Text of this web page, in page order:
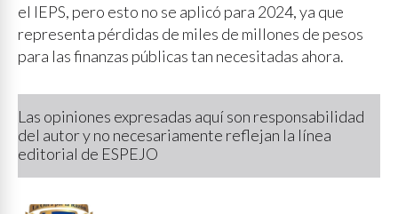
el IEPS, pero esto no se aplicó para 2024, ya que
representa pérdidas de miles de millones de pesos
para las finanzas públicas tan necesitadas ahora.
Las opiniones expresadas aquí son responsabilidad
del autor y no necesariamente reflejan la línea
editorial de ESPEJO